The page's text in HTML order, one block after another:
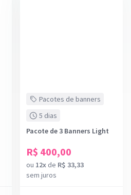
Pacotes de banners
5 dias
Pacote de 3 Banners Light
R$ 400,00
ou 12x de R$ 33,33
sem juros